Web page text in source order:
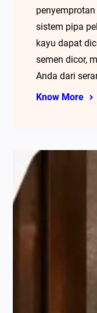
sistem pipa
kayu dapat
semen dicor,
Anda dari
Know More